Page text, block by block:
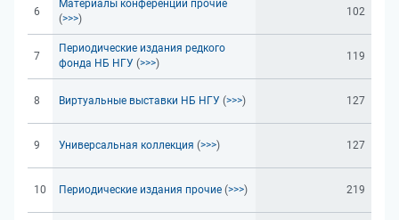
6
Материалы конференций прочие
(>>>)
102
7
Периодические издания редкого
фонда НБ НГУ (>>>)
119
8 Виртуальные выставки НБ НГУ (>>>) 127
9 Универсальная коллекция (>>>) 127
10 Периодические издания прочие (>>>) 219